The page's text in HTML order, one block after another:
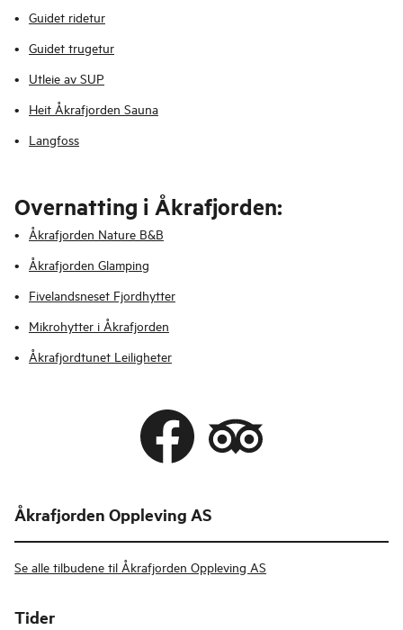
Guidet ridetur
Guidet trugetur
Utleie av SUP
Heit Åkrafjorden Sauna
Langfoss
Overnatting i Åkrafjorden:
Åkrafjorden Nature B&B
Åkrafjorden Glamping
Fivelandsneset Fjordhytter
Mikrohytter i Åkrafjorden
Åkrafjordtunet Leiligheter
Åkrafjorden Oppleving AS
Se alle tilbudene til Åkrafjorden Oppleving AS
Tider